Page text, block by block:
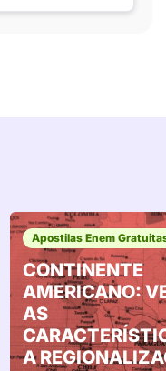
Apostilas Enem
CONTINENTE
AMERICANO:
AS
A